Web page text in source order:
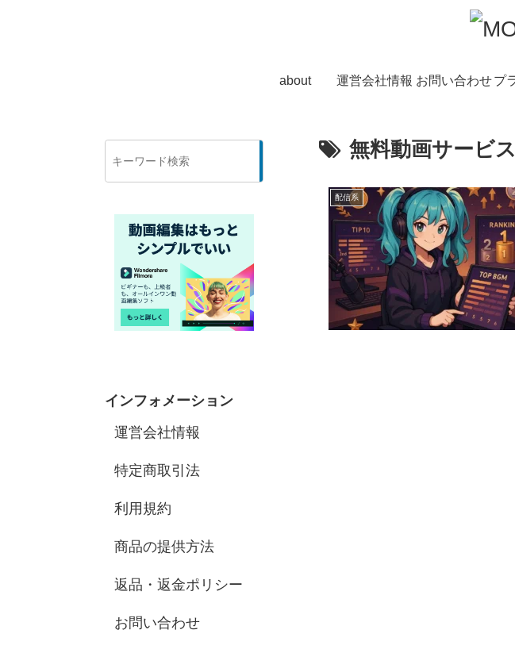
about 運営会社情報 お問い合わせ
無料動画サービス
配信系
インフォメーション
運営会社情報
特定商取引法
利用規約
商品の提供方法
返品・返金ポリシー
お問い合わせ